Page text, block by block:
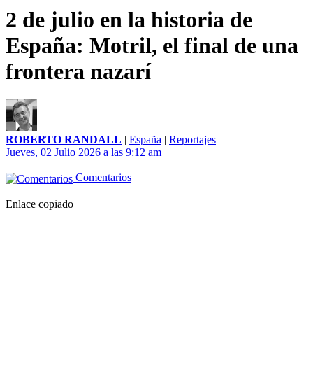
2 de julio en la historia de
España: Motril, el final de una
frontera nazarí
ROBERTO RANDALL | España | Reportajes
Jueves, 02 Julio 2026 a las 9:12 am
Comentarios
Enlace copiado